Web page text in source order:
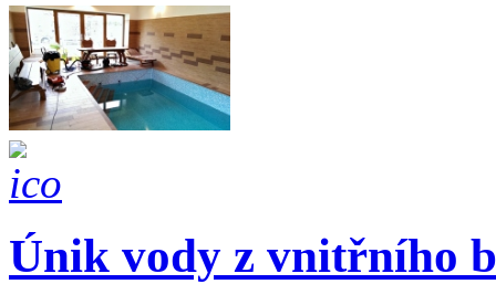
Únik vody z vnitřního